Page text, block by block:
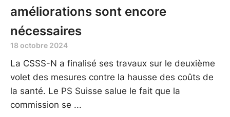
améliorations sont encore
nécessaires
18 octobre 2024
La CSSS-N a finalisé ses travaux sur le deuxième
volet des mesures contre la hausse des coûts de
la santé. Le PS Suisse salue le fait que la
commission se